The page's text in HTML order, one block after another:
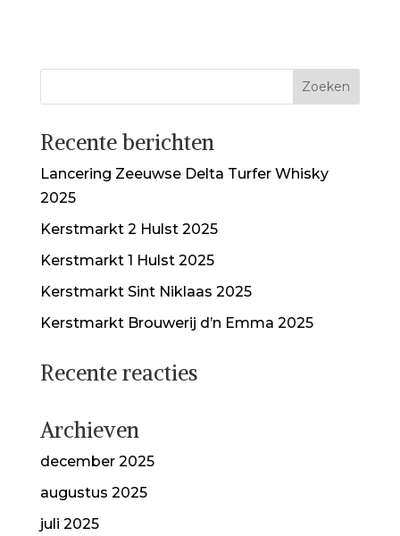
Recente berichten
Lancering Zeeuwse Delta Turfer Whisky
2025
Kerstmarkt 2 Hulst 2025
Kerstmarkt 1 Hulst 2025
Kerstmarkt Sint Niklaas 2025
Kerstmarkt Brouwerij d’n Emma 2025
Recente reacties
Archieven
december 2025
augustus 2025
juli 2025